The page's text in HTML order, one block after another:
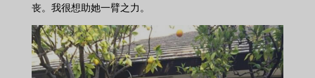
丧。我很想助她一臂之力。